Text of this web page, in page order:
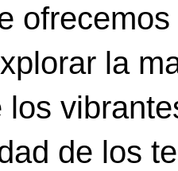
la
los
de los